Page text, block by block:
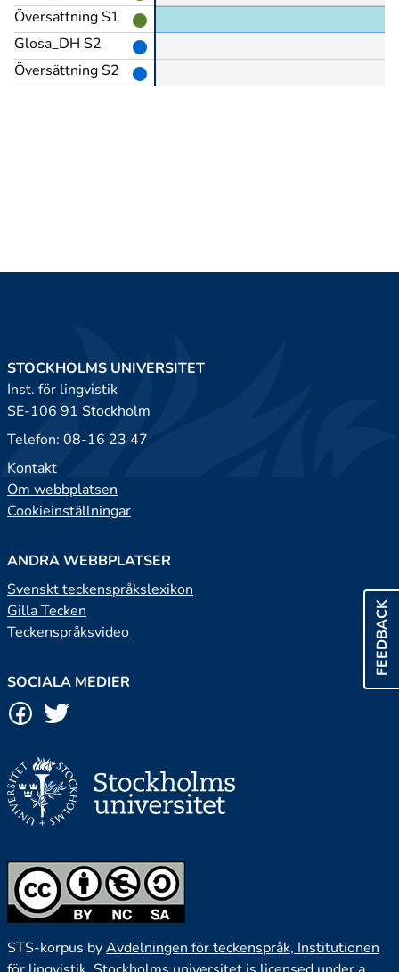
Översättning S1
Glosa_DH S2
Översättning S2
FEEDBACK
STOCKHOLMS UNIVERSITET
Inst. för lingvistik
SE-106 91 Stockholm
Telefon: 08-16 23 47
Kontakt
Om webbplatsen
Cookieinställningar
ANDRA WEBBPLATSER
Svenskt teckenspråkslexikon
Gilla Tecken
Teckenspråksvideo
SOCIALA MEDIER
STS-korpus byAvdelningen för teckenspråk, Institutionen